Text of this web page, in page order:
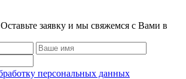
Оставьте заявку и мы свяжемся с Вами в
персональных данных